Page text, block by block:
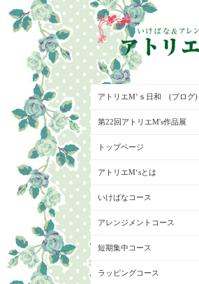
アトリエM’ｓ日和 (ブログ)
第22回アトリエM's作品展
トップページ
アトリエM‘sとは
いけばなコース
アレンジメントコース
短期集中コース
ラッピングコース